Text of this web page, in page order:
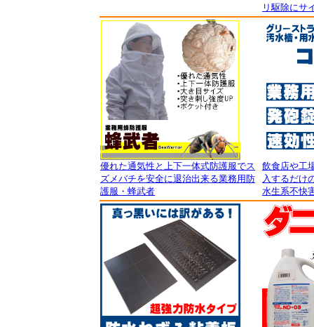
リ駆除にサ
優れた通気性と上下一体式防護服でス
ズメバチを安全に退治出来る業務用防
護服・蜂武者
飲食店や工
入するだけ
水生系不快